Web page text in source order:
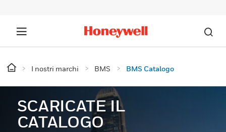
I nostri marchi BMS BMS Catalogo
SCARICATE IL
CATALOGO